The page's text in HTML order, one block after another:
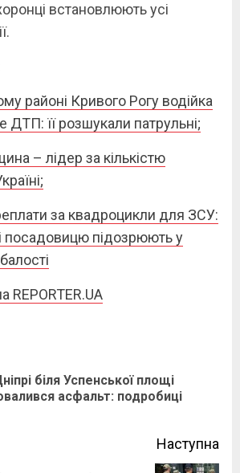
встановлюють усі
районі Кривого Рогу водійка
ДТП: її розшукали патрульні;
– лідер за кількістю
за квадроцикли для ЗСУ:
посадовицю підозрюють у
REPORTER.UA
біля Успенської площі
асфальт: подробиці
Наступна